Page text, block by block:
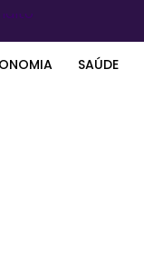
SAÚDE